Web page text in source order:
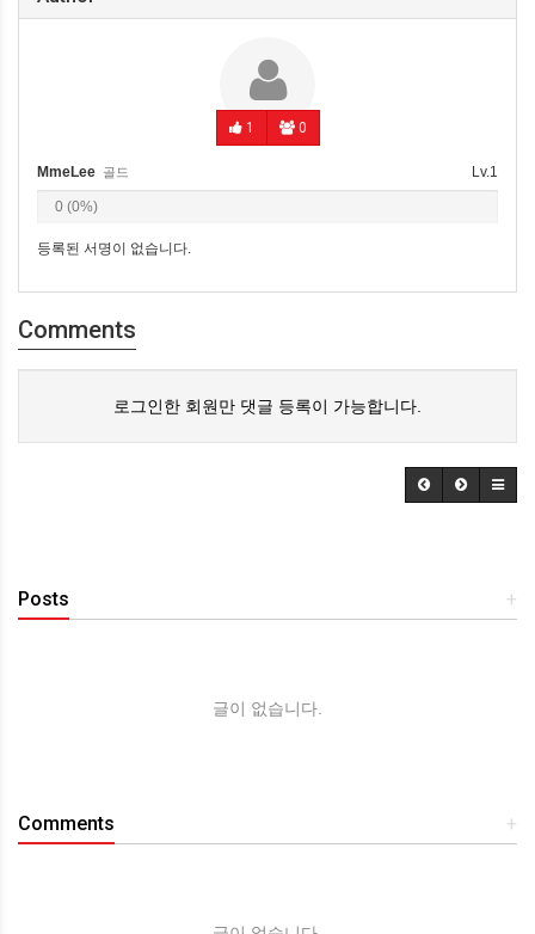
1 0
Lv.1
MmeLee 골드
0 (0%)
등록된 서명이 없습니다.
Comments
로그인한 회원만 댓글 등록이 가능합니다.
+
Posts
글이 없습니다.
+
Comments